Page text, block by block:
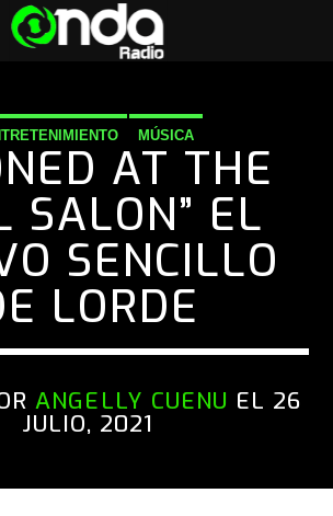
MÚSICA
AT THE
SALON” EL
SENCILLO
LORDE
ANGELLY CUENU EL 26
JULIO, 2021